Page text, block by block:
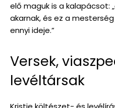
elő maguk is a kalapácsot:
akarnak, és ez a
ennyi ideje.”
Versek,
levéltársak